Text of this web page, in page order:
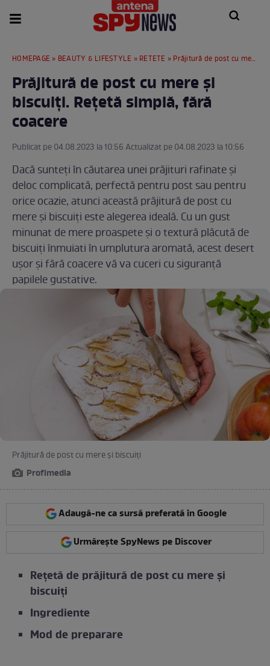
HOMEPAGE » BEAUTY & LIFESTYLE » RETETE » Prăjitură de post cu mere și biscuiți. Rețetă simplă, fără coacere
Prăjitură de post cu mere și
biscuiți. Rețetă simplă, fără
coacere
Publicat pe 04.08.2023 la 10:56 Actualizat pe 04.08.2023 la 10:56
Dacă sunteți în căutarea unei prăjituri rafinate și
deloc complicată, perfectă pentru post sau pentru
orice ocazie, atunci această prăjitură de post cu
mere și biscuiți este alegerea ideală. Cu un gust
minunat de mere proaspete și o textură plăcută de
biscuiți înmuiati în umplutura aromată, acest desert
ușor și fără coacere vă va cuceri cu siguranță
papilele gustative.
Prăjitură de post cu mere și biscuiți
Profimedia
Adaugă-ne ca sursă preferată în Google
Urmărește SpyNews pe Discover
Rețetă de prăjitură de post cu mere și
biscuiți
Ingrediente
Mod de preparare